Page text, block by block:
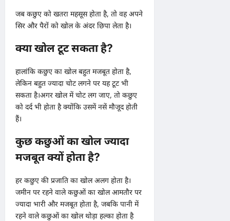
जब कछुए को खतरा महसूस होता है, तो वह अपने
सिर और पैरों को खोल के अंदर छिपा लेता है।
क्या खोल टूट सकता है?
हालांकि कछुए का खोल बहुत मजबूत होता है,
लेकिन बहुत ज्यादा चोट लगने पर यह टूट भी
सकता है।अगर खोल में चोट लग जाए, तो कछुए
को दर्द भी होता है क्योंकि उसमें नसें मौजूद होती
हैं।
कुछ कछुओं का खोल ज्यादा
मजबूत क्यों होता है?
हर कछुए की प्रजाति का खोल अलग होता है।
जमीन पर रहने वाले कछुओं का खोल आमतौर पर
ज्यादा भारी और मजबूत होता है, जबकि पानी में
रहने वाले कछुओं का खोल थोड़ा हल्का होता है